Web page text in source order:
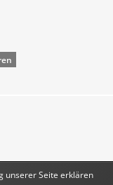
unserer Seite erklären